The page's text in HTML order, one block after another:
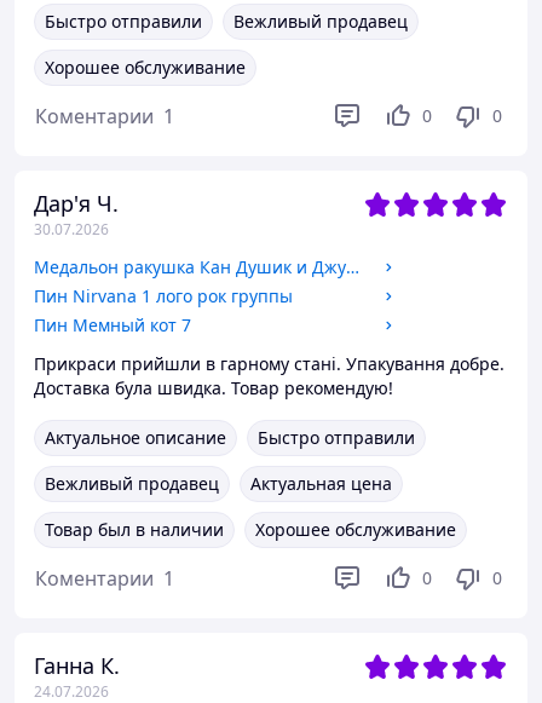
Быстро отправили
Вежливый продавец
Хорошее обслуживание
Коментарии 1 0 0
Дар'я Ч.
30.07.2026
Медальон ракушка Кан Душик и Джуха по мотивам яой манхвы Парень ракушка
Пин Nirvana 1 лого рок группы
Пин Мемный кот 7
Прикраси прийшли в гарному стані. Упакування добре.
Доставка була швидка. Товар рекомендую!
Актуальное описание
Быстро отправили
Вежливый продавец
Актуальная цена
Товар был в наличии
Хорошее обслуживание
Коментарии 1 0 0
Ганна К.
24.07.2026